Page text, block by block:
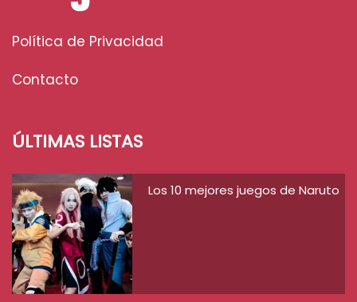
Política de Privacidad
Contacto
ÚLTIMAS LISTAS
Los 10 mejores juegos de Naruto